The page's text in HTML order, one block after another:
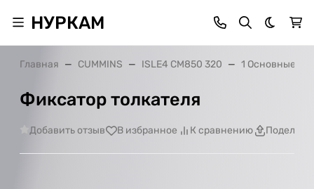
НУРКАМ Темная
Главная CUMMINS ISLE4 CM850 320 1 Основные
Фиксатор толкателя
Добавить отзыв В избранное К сравнению